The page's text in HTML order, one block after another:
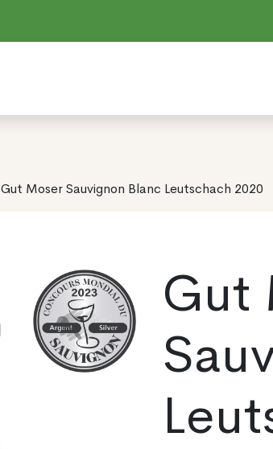
Gut Moser Sauvignon Blanc Leutschach 2020
Gut